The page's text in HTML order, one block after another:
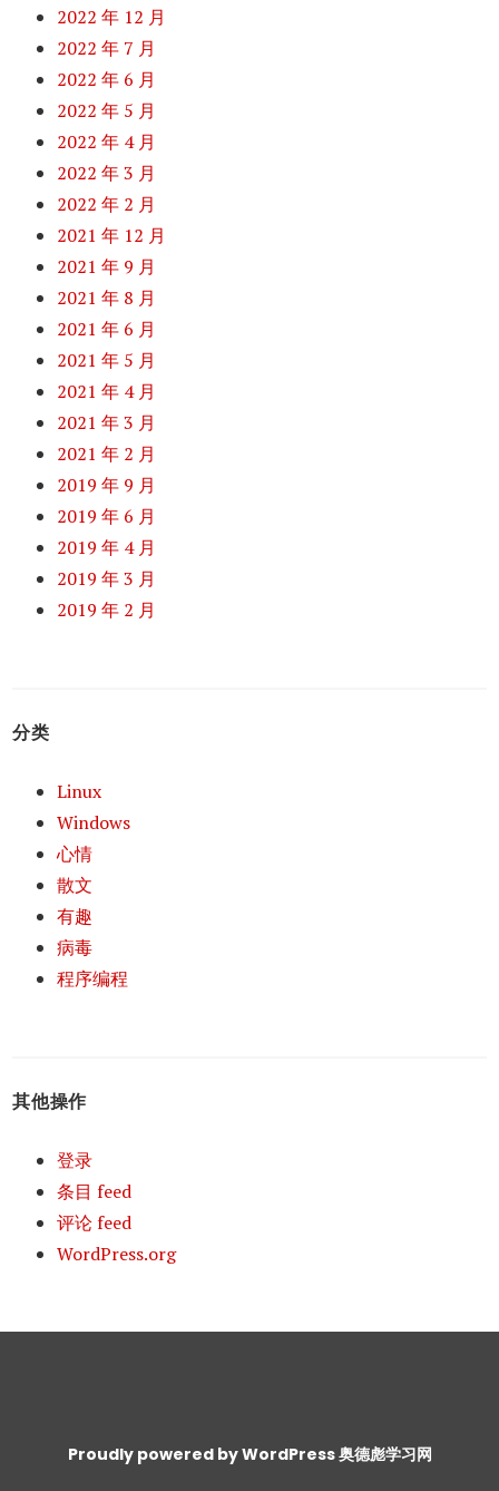
2022 年 12 月
2022 年 7 月
2022 年 6 月
2022 年 5 月
2022 年 4 月
2022 年 3 月
2022 年 2 月
2021 年 12 月
2021 年 9 月
2021 年 8 月
2021 年 6 月
2021 年 5 月
2021 年 4 月
2021 年 3 月
2021 年 2 月
2019 年 9 月
2019 年 6 月
2019 年 4 月
2019 年 3 月
2019 年 2 月
分类
Linux
Windows
心情
散文
有趣
病毒
程序编程
其他操作
登录
条目 feed
评论 feed
WordPress.org
Proudly powered by WordPress奥德彪学习网